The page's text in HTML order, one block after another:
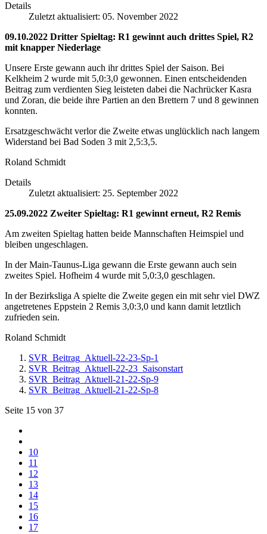
Details
Zuletzt aktualisiert: 05. November 2022
09.10.2022 Dritter Spieltag: R1 gewinnt auch drittes Spiel, R2
mit knapper Niederlage
Unsere Erste gewann auch ihr drittes Spiel der Saison. Bei
Kelkheim 2 wurde mit 5,0:3,0 gewonnen. Einen entscheidenden
Beitrag zum verdienten Sieg leisteten dabei die Nachrücker Kasra
und Zoran, die beide ihre Partien an den Brettern 7 und 8 gewinnen
konnten.
Ersatzgeschwächt verlor die Zweite etwas unglücklich nach langem
Widerstand bei Bad Soden 3 mit 2,5:3,5.
Roland Schmidt
Details
Zuletzt aktualisiert: 25. September 2022
25.09.2022 Zweiter Spieltag: R1 gewinnt erneut, R2 Remis
Am zweiten Spieltag hatten beide Mannschaften Heimspiel und
bleiben ungeschlagen.
In der Main-Taunus-Liga gewann die Erste gewann auch sein
zweites Spiel. Hofheim 4 wurde mit 5,0:3,0 geschlagen.
In der Bezirksliga A spielte die Zweite gegen ein mit sehr viel DWZ
angetretenes Eppstein 2 Remis 3,0:3,0 und kann damit letztlich
zufrieden sein.
Roland Schmidt
SVR_Beitrag_Aktuell-22-23-Sp-1
SVR_Beitrag_Aktuell-22-23_Saisonstart
SVR_Beitrag_Aktuell-21-22-Sp-9
SVR_Beitrag_Aktuell-21-22-Sp-8
Seite 15 von 37
10
11
12
13
14
15
16
17